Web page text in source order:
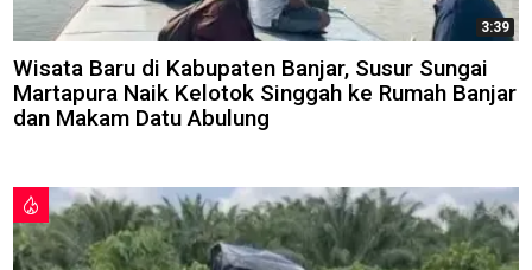
3:39
Wisata Baru di Kabupaten Banjar, Susur Sungai
Martapura Naik Kelotok Singgah ke Rumah Banjar
dan Makam Datu Abulung